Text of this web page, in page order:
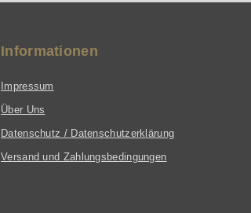
Informationen
Impressum
Über Uns
Datenschutz / Datenschutzerklärung
Versand und Zahlungsbedingungen